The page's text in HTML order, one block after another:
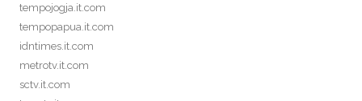
tempojogja.it.com
tempopapua.it.com
idntimes.it.com
metrotv.it.com
sctv.it.com